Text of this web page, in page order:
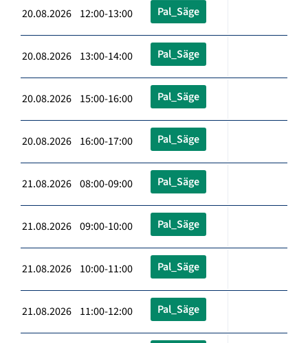
20.08.2026 12:00-13:00 Pal_Säge
20.08.2026 13:00-14:00 Pal_Säge
20.08.2026 15:00-16:00 Pal_Säge
20.08.2026 16:00-17:00 Pal_Säge
21.08.2026 08:00-09:00 Pal_Säge
21.08.2026 09:00-10:00 Pal_Säge
21.08.2026 10:00-11:00 Pal_Säge
21.08.2026 11:00-12:00 Pal_Säge